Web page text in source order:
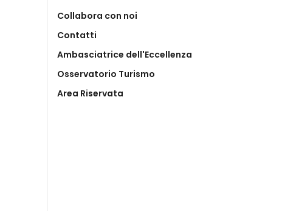
Collabora con noi
Contatti
Ambasciatrice dell'Eccellenza
Osservatorio Turismo
Area Riservata